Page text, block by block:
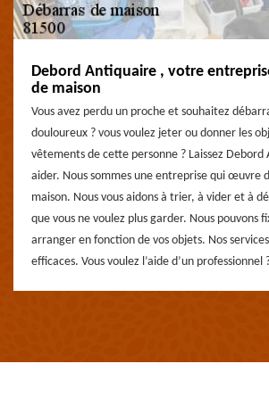
Debord Antiquaire , votre
de maison
Vous avez perdu un proche et souhaitez
douloureux ? vous voulez jeter ou donner les
vêtements de cette personne ? Laissez Debord
aider. Nous sommes une entreprise qui œuvre
maison. Nous vous aidons à trier, à vider et à
que vous ne voulez plus garder. Nous pouvons
arranger en fonction de vos objets. Nos
efficaces. Vous voulez l’aide d’un professionnel